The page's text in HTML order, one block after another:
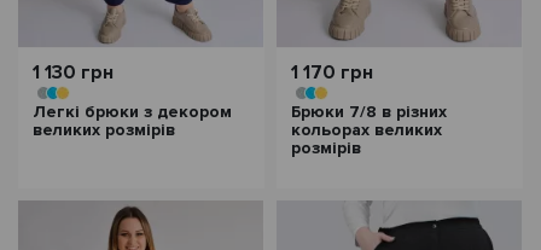
1 130 грн
Легкі брюки з декором
великих розмірів
1 170 грн
Брюки 7/8 в різних
кольорах великих
розмірів